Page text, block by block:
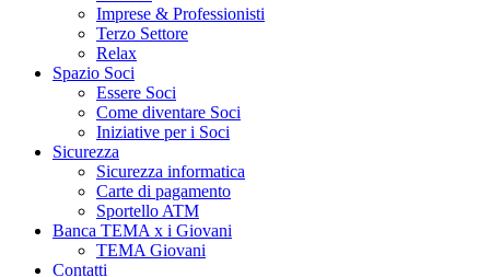
Imprese & Professionisti
Terzo Settore
Relax
Spazio Soci
Essere Soci
Come diventare Soci
Iniziative per i Soci
Sicurezza
Sicurezza informatica
Carte di pagamento
Sportello ATM
Banca TEMA x i Giovani
TEMA Giovani
Contatti